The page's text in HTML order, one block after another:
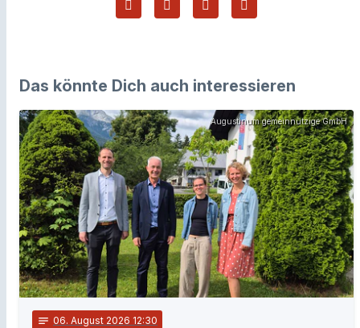
Das könnte Dich auch interessieren
Augustinum gemeinnützige GmbH
notes 06. August 2026 12:30